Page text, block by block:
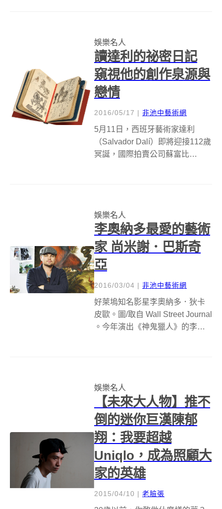
期待不已！關於兩聯盟的愛恨...
娛樂名人
讀達利的祕密日記
窺視他的創作泉源與
戀情
2016/05/17 | 非池中藝術網
5月11日，西班牙藝術家達利
（Salvador Dalí）即將迎接112歲
冥誕，國際拍賣公司蘇富比
的文字，以及日常...
娛樂名人
李奧納多最愛的藝術
家 尚米謝．巴斯奇
亞
2016/03/04 | 非池中藝術網
好萊塢知名影星李奧納多．狄卡
皮歐。圖/取自 Wall Street Journal
。今年演出《神鬼獵人》的李奧
有可...
娛樂名人
【未來大人物】推不
倒的迷你巨漢陳郁
翔：我要超越
Uniqlo，成為照顧大
家的英雄
2015/04/10 | 老臉張